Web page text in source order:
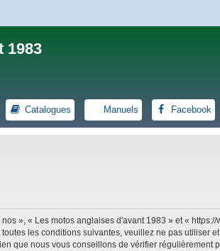
1983
Catalogues Manuels Facebook
», « Les motos anglaises d'avant 1983 » et «
les conditions suivantes, veuillez ne pas utiliser
que nous vous conseillons de vérifier